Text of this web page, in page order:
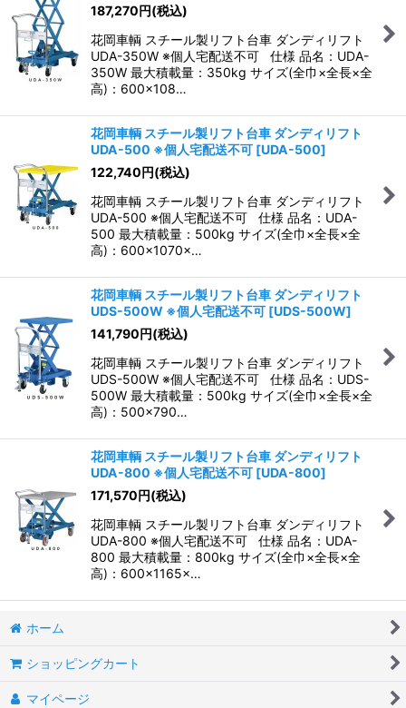
187,270円(税込)
花岡車輌 スチール製リフト台車 ダンディリフト
UDA-350W ※個人宅配送不可 仕様 品名：UDA-
350W 最大積載量：350kg サイズ(全巾×全長×全
高)：600×108…
花岡車輌 スチール製リフト台車 ダンディリフト
UDA-500 ※個人宅配送不可 [UDA-500]
122,740円(税込)
花岡車輌 スチール製リフト台車 ダンディリフト
UDA-500 ※個人宅配送不可 仕様 品名：UDA-
500 最大積載量：500kg サイズ(全巾×全長×全
高)：600×1070×…
花岡車輌 スチール製リフト台車 ダンディリフト
UDS-500W ※個人宅配送不可 [UDS-500W]
141,790円(税込)
花岡車輌 スチール製リフト台車 ダンディリフト
UDS-500W ※個人宅配送不可 仕様 品名：UDS-
500W 最大積載量：500kg サイズ(全巾×全長×全
高)：500×790…
花岡車輌 スチール製リフト台車 ダンディリフト
UDA-800 ※個人宅配送不可 [UDA-800]
171,570円(税込)
花岡車輌 スチール製リフト台車 ダンディリフト
UDA-800 ※個人宅配送不可 仕様 品名：UDA-
800 最大積載量：800kg サイズ(全巾×全長×全
高)：600×1165×…
ホーム
ショッピングカート
マイページ